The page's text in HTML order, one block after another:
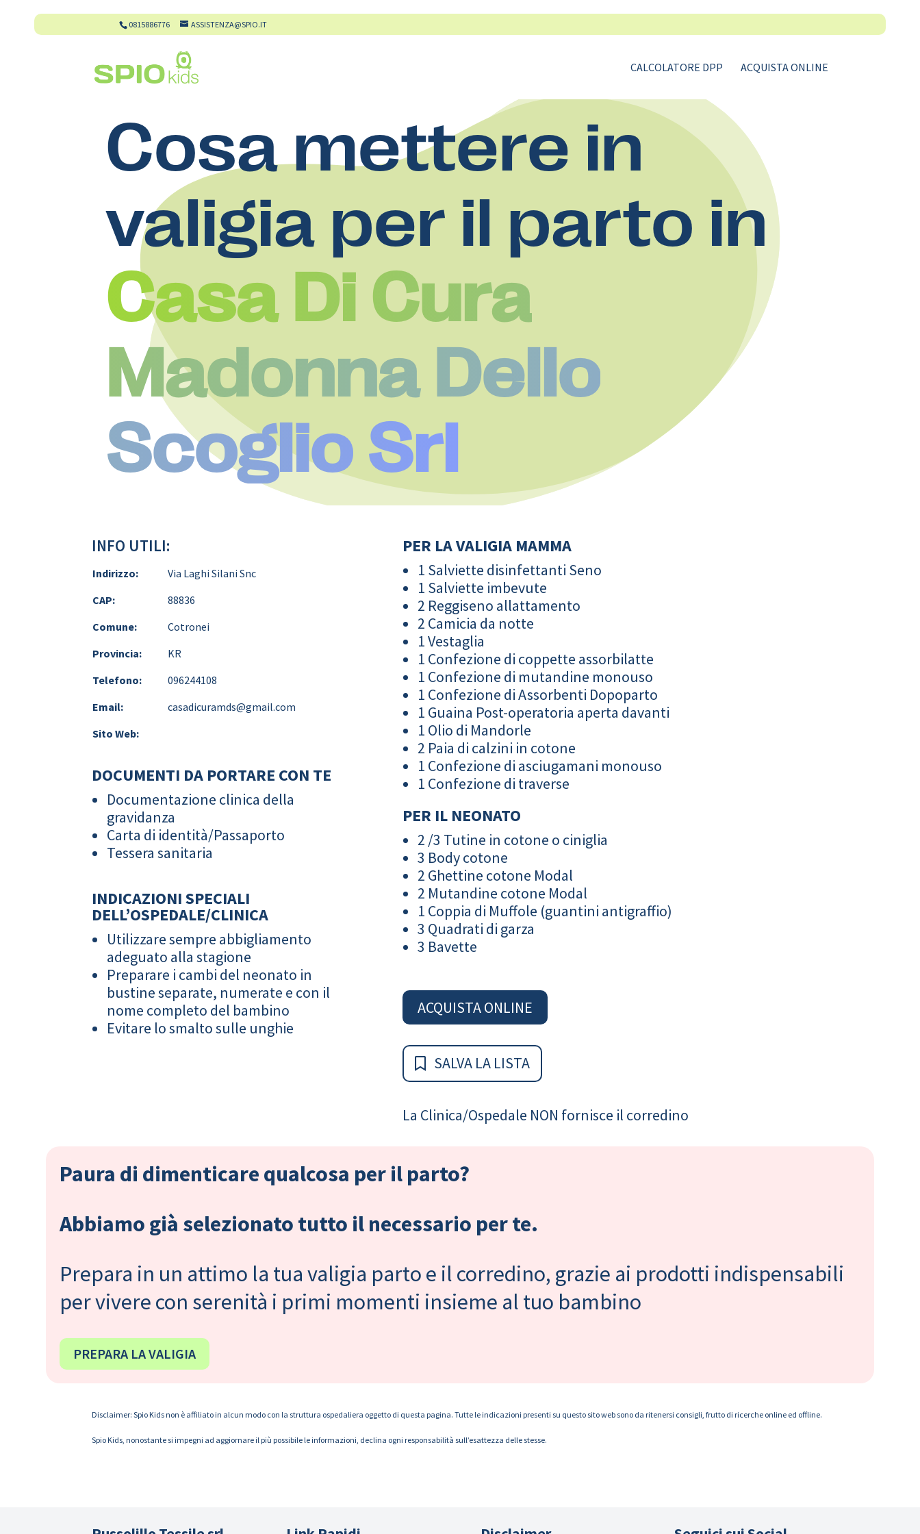
0815886776 ASSISTENZA@SPIO.IT
CALCOLATORE DPP ACQUISTA ONLINE
Cosa mettere in
valigia per il parto in
Casa Di Cura
Madonna Dello
Scoglio Srl
INFO UTILI:
Indirizzo:
Via Laghi Silani Snc
CAP:
88836
Comune:
Cotronei
Provincia:
KR
Telefono:
096244108
Email:
casadicuramds@gmail.com
Sito Web:
DOCUMENTI DA PORTARE CON TE
Documentazione clinica della
gravidanza
Carta di identità/Passaporto
Tessera sanitaria
INDICAZIONI SPECIALI
DELL’OSPEDALE/CLINICA
Utilizzare sempre abbigliamento
adeguato alla stagione
Preparare i cambi del neonato in
bustine separate, numerate e con il
nome completo del bambino
Evitare lo smalto sulle unghie
PER LA VALIGIA MAMMA
1 Salviette disinfettanti Seno
1 Salviette imbevute
2 Reggiseno allattamento
2 Camicia da notte
1 Vestaglia
1 Confezione di coppette assorbilatte
1 Confezione di mutandine monouso
1 Confezione di Assorbenti Dopoparto
1 Guaina Post-operatoria aperta davanti
1 Olio di Mandorle
2 Paia di calzini in cotone
1 Confezione di asciugamani monouso
1 Confezione di traverse
PER IL NEONATO
2 /3 Tutine in cotone o ciniglia
3 Body cotone
2 Ghettine cotone Modal
2 Mutandine cotone Modal
1 Coppia di Muffole (guantini antigraffio)
3 Quadrati di garza
3 Bavette
ACQUISTA ONLINE
SALVA LA LISTA
La Clinica/Ospedale NON fornisce il corredino
Paura di dimenticare qualcosa per il parto?
Abbiamo già selezionato tutto il necessario per te.
Prepara in un attimo la tua valigia parto e il corredino, grazie ai prodotti indispensabili
per vivere con serenità i primi momenti insieme al tuo bambino
PREPARA LA VALIGIA
Disclaimer: Spio Kids non è affiliato in alcun modo con la struttura ospedaliera oggetto di questa pagina. Tutte le indicazioni presenti su questo sito web sono da ritenersi consigli, frutto di ricerche online ed offline.
Spio Kids, nonostante si impegni ad aggiornare il più possibile le informazioni, declina ogni responsabilità sull’esattezza delle stesse.